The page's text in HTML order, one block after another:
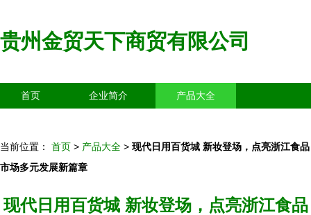
贵州金贸天下商贸有限公司
首页 企业简介 产品大全
当前位置： 首页 > 产品大全 > 现代日用百货城 新妆登场，点亮浙江食品
市场多元发展新篇章
现代日用百货城 新妆登场，点亮浙江食品